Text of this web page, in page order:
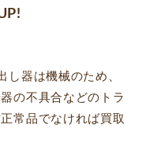
し器は機械のため、
の不具合などのトラ
常品でなければ買取